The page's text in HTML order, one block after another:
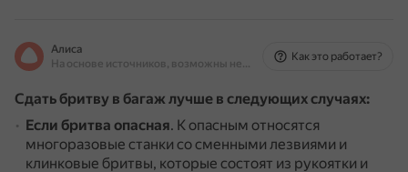
Алиса
На основе источников, возможны неточности
Как это работает?
Сдать бритву в багаж лучше в следующих случаях:
Если бритва опасная. К опасным относятся
многоразовые станки со сменными лезвиями и
клинковые бритвы, которые состоят из рукоятки и